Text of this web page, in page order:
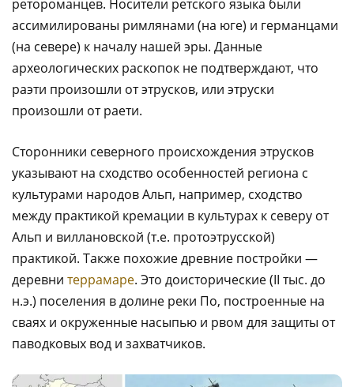
ретороманцев. Носители ретского языка были
ассимилированы римлянами (на юге) и германцами
(на севере) к началу нашей эры. Данные
археологических раскопок не подтверждают, что
раэти произошли от этрусков, или этруски
произошли от раети.
Сторонники северного происхождения этрусков
указывают на сходство особенностей региона с
культурами народов Альп, например, сходство
между практикой кремации в культурах к северу от
Альп и виллановской (т.е. протоэтрусской)
практикой. Также похожие древние постройки —
деревни террамаре. Это доисторические (II тыс. до
н.э.) поселения в долине реки По, построенные на
сваях и окруженные насыпью и рвом для защиты от
паводковых вод и захватчиков.